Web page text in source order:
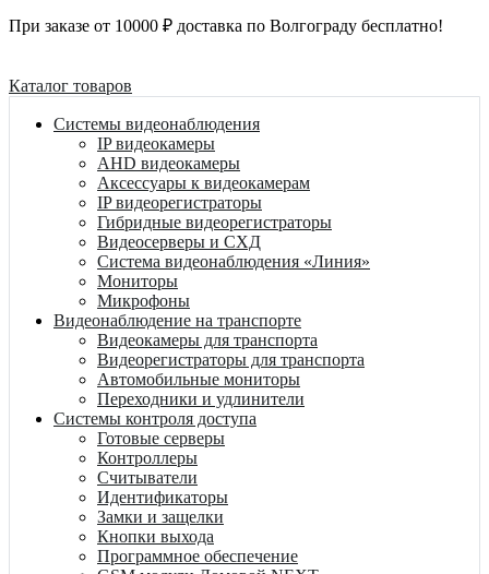
При заказе от 10000 ₽ доставка по Волгограду бесплатно!
Каталог товаров
Системы видеонаблюдения
IP видеокамеры
AHD видеокамеры
Аксессуары к видеокамерам
IP видеорегистраторы
Гибридные видеорегистраторы
Видеосерверы и СХД
Система видеонаблюдения «Линия»
Мониторы
Микрофоны
Видеонаблюдение на транспорте
Видеокамеры для транспорта
Видеорегистраторы для транспорта
Автомобильные мониторы
Переходники и удлинители
Системы контроля доступа
Готовые серверы
Контроллеры
Считыватели
Идентификаторы
Замки и защелки
Кнопки выхода
Программное обеспечение